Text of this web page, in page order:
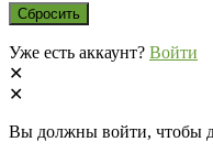
Уже есть аккаунт? Войти
Вы должны войти, чтобы